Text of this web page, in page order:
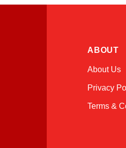
ABOUT
About Us
Privacy
Terms &